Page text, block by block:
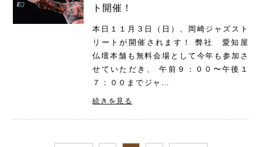
ト開催！
本日１１月３日（日）、岡崎ジャズスト
リートが開催されます！ 弊社 愛知屋
仏壇本舗も無料会場として今年も参加さ
せていただき、 午前９：００〜午後１
７：００までジャ…
続きを見る